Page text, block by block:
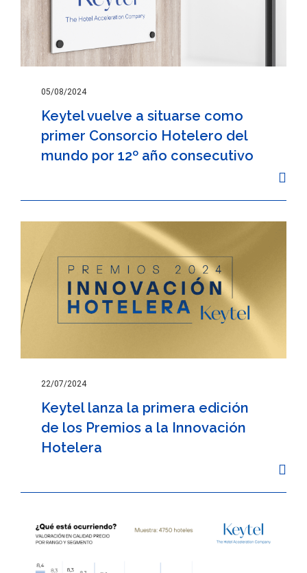
05/08/2024
Keytel vuelve a situarse como
primer Consorcio Hotelero del
mundo por 12º año consecutivo
22/07/2024
Keytel lanza la primera edición
de los Premios a la Innovación
Hotelera